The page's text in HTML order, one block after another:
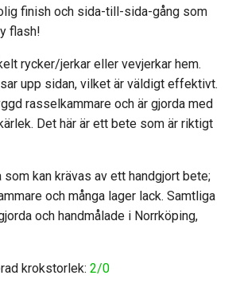
finish och sida-till-sida-gång som
flash!
rycker/jerkar eller vevjerkar hem.
upp sidan, vilket är väldigt effektivt.
rasselkammare och är gjorda med
Det här är ett bete som är riktigt
kan krävas av ett handgjort bete;
och många lager lack. Samtliga
och handmålade i Norrköping,
krokstorlek: 2/0